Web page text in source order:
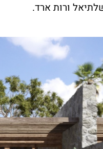
ורות ארד.